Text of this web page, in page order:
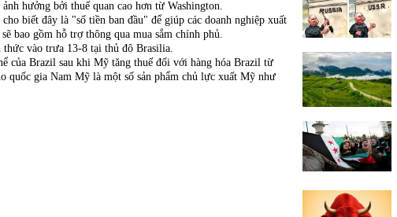
hưởng bởi thuế quan cao hơn từ Washington.
biết đây là "số tiền ban đầu" để giúp các doanh nghiệp xuất
bao gồm hỗ trợ thông qua mua sắm chính phủ.
vào trưa 13-8 tại thủ đô Brasilia.
của Brazil sau khi Mỹ tăng thuế đối với hàng hóa Brazil từ
quốc gia Nam Mỹ là một số sản phẩm chủ lực xuất Mỹ như